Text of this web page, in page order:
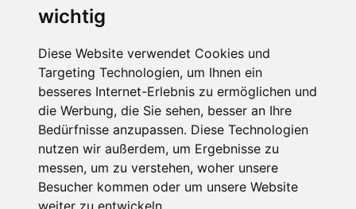
wichtig
Diese Website verwendet Cookies und
Targeting Technologien, um Ihnen ein
besseres Internet-Erlebnis zu ermöglichen und
die Werbung, die Sie sehen, besser an Ihre
Bedürfnisse anzupassen. Diese Technologien
nutzen wir außerdem, um Ergebnisse zu
messen, um zu verstehen, woher unsere
Besucher kommen oder um unsere Website
weiter zu entwickeln.
Familienportale
Gewaltprävention
Internet
Internetsicherheit
Kinderschutz
Missbrauch
Meta
Anmelden
Eintrags-Feed